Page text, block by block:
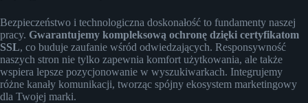
Bezpieczeństwo i technologiczna doskonałość to fundamenty naszej
pracy. Gwarantujemy kompleksową ochronę dzięki certyfikatom
SSL, co buduje zaufanie wśród odwiedzających. Responsywność
naszych stron nie tylko zapewnia komfort użytkowania, ale także
wspiera lepsze pozycjonowanie w wyszukiwarkach. Integrujemy
różne kanały komunikacji, tworząc spójny ekosystem marketingowy
dla Twojej marki.